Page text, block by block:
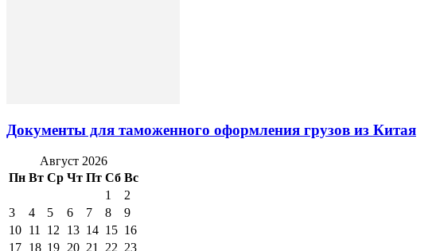
Документы для таможенного оформления грузов из Китая
Август 2026
Пн Вт Ср Чт Пт Сб Вс
1
2
3
4 5 6 7 8
9
10 11 12 13 14 15 16
17 18 19 20 21 22 23